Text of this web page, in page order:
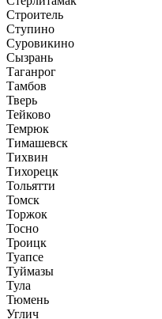
Строитель
Ступино
Суровикино
Сызрань
Таганрог
Тамбов
Тверь
Тейково
Темрюк
Тимашевск
Тихвин
Тихорецк
Тольятти
Томск
Торжок
Тосно
Троицк
Туапсе
Туймазы
Тула
Тюмень
Углич